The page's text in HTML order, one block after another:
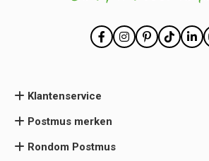
Klantenservice
Postmus merken
Rondom Postmus